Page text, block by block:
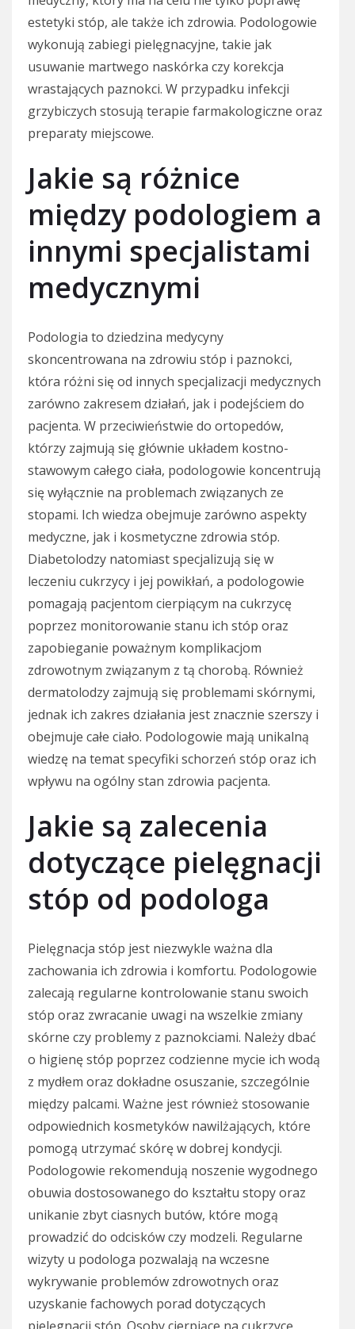
estetyki stóp, ale także ich zdrowia. Podologowie
wykonują zabiegi pielęgnacyjne, takie jak
usuwanie martwego naskórka czy korekcja
wrastających paznokci. W przypadku infekcji
grzybiczych stosują terapie farmakologiczne oraz
preparaty miejscowe.
Jakie są różnice
między podologiem a
innymi specjalistami
medycznymi
Podologia to dziedzina medycyny
skoncentrowana na zdrowiu stóp i paznokci,
która różni się od innych specjalizacji medycznych
zarówno zakresem działań, jak i podejściem do
pacjenta. W przeciwieństwie do ortopedów,
którzy zajmują się głównie układem kostno-
stawowym całego ciała, podologowie koncentrują
się wyłącznie na problemach związanych ze
stopami. Ich wiedza obejmuje zarówno aspekty
medyczne, jak i kosmetyczne zdrowia stóp.
Diabetolodzy natomiast specjalizują się w
leczeniu cukrzycy i jej powikłań, a podologowie
pomagają pacjentom cierpiącym na cukrzycę
poprzez monitorowanie stanu ich stóp oraz
zapobieganie poważnym komplikacjom
zdrowotnym związanym z tą chorobą. Również
dermatolodzy zajmują się problemami skórnymi,
jednak ich zakres działania jest znacznie szerszy i
obejmuje całe ciało. Podologowie mają unikalną
wiedzę na temat specyfiki schorzeń stóp oraz ich
wpływu na ogólny stan zdrowia pacjenta.
Jakie są zalecenia
dotyczące pielęgnacji
stóp od podologa
Pielęgnacja stóp jest niezwykle ważna dla
zachowania ich zdrowia i komfortu. Podologowie
zalecają regularne kontrolowanie stanu swoich
stóp oraz zwracanie uwagi na wszelkie zmiany
skórne czy problemy z paznokciami. Należy dbać
o higienę stóp poprzez codzienne mycie ich wodą
z mydłem oraz dokładne osuszanie, szczególnie
między palcami. Ważne jest również stosowanie
odpowiednich kosmetyków nawilżających, które
pomogą utrzymać skórę w dobrej kondycji.
Podologowie rekomendują noszenie wygodnego
obuwia dostosowanego do kształtu stopy oraz
unikanie zbyt ciasnych butów, które mogą
prowadzić do odcisków czy modzeli. Regularne
wizyty u podologa pozwalają na wczesne
wykrywanie problemów zdrowotnych oraz
uzyskanie fachowych porad dotyczących